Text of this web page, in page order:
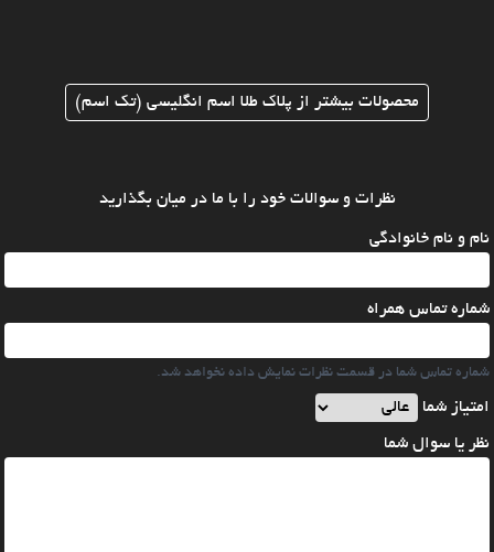
محصولات بیشتر از پلاک طلا اسم انگلیسی (تک اسم)
نظرات و سوالات خود را با ما در میان بگذارید
نام و نام خانوادگی
شماره تماس همراه
شماره تماس شما در قسمت نظرات نمایش داده نخواهد شد.
امتیاز شما
نظر یا سوال شما